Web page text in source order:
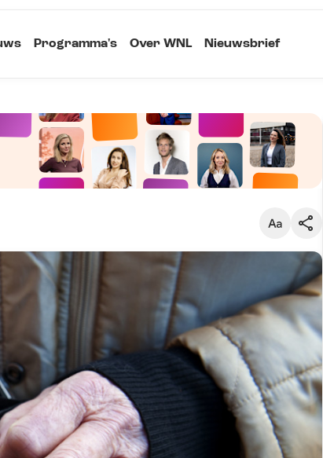
Programma's Over WNL Nieuwsbrief
Standaard
Groot
Kopieer link